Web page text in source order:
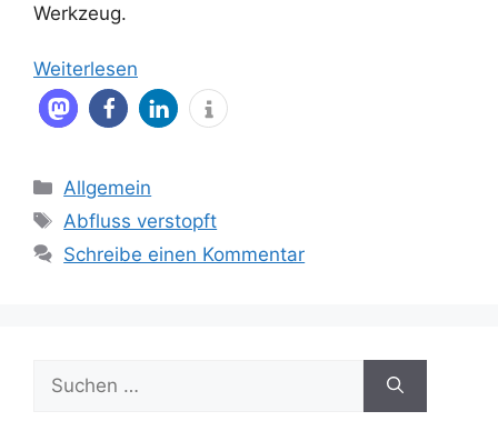
Werkzeug.
Weiterlesen
Kategorien
Allgemein
Schlagwörter
Abfluss verstopft
Schreibe einen Kommentar
Suche
nach: